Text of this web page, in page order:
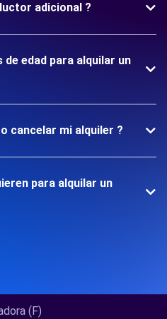
adicional ?
edad para alquilar un
cancelar mi alquiler ?
para alquilar un
(F)